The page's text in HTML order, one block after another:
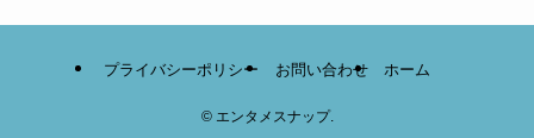
プライバシーポリシー お問い合わせ ホーム
©エンタメスナップ.